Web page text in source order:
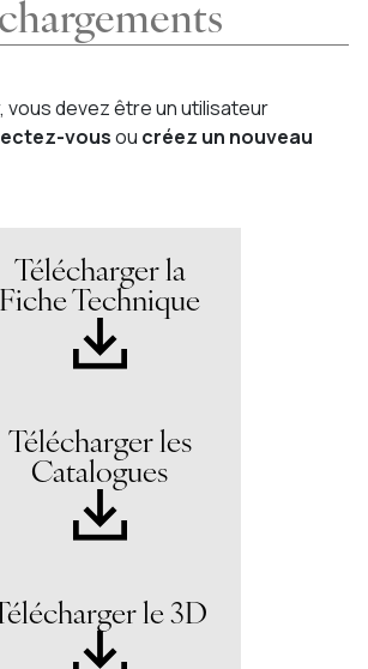
vous devez être un utilisateur
vousou créez un nouveau
Télécharger la
Fiche Technique
Télécharger les
Catalogues
le 3D